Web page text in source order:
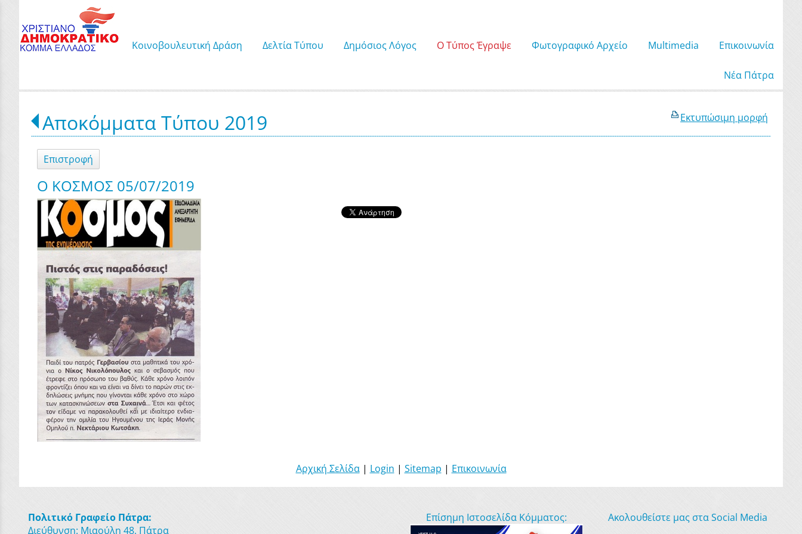
Κοινοβουλευτική Δράση Δελτία Τύπου Δημόσιος Λόγος Ο Τύπος Έγραψε Φωτογραφικό Αρχείο Μultimedia Επικοινωνία
Νέα Πάτρα
Εκτυπώσιμη μορφή
Αποκόμματα Τύπου 2019
Επιστροφή
Ο ΚΟΣΜΟΣ 05/07/2019
Αρχική Σελίδα| Login | Sitemap | Επικοινωνία
Πολιτικό Γραφείο Πάτρα:
Διεύθυνση: Μιαούλη 48, Πάτρα
Επίσημη Ιστοσελίδα Κόμματος: Ακολουθείστε μας στα Social Media